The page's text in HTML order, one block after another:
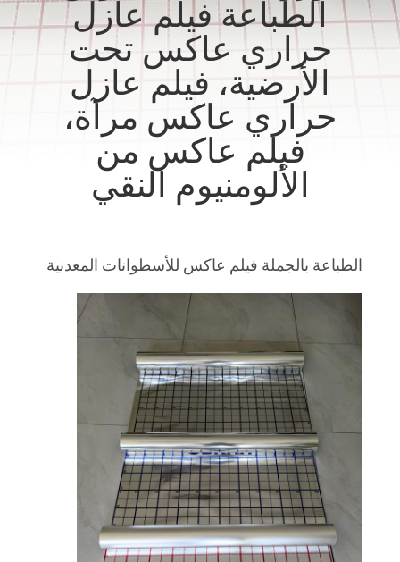
المصنع
اطلب
الخصوصية
الطباعة فيلم عازل
حراري عاكس تحت
الأرضية، فيلم عازل
حراري عاكس مرآة،
فيلم عاكس من
الألومنيوم النقي
الطباعة بالجملة فيلم عاكس للأسطوانات المعدنية